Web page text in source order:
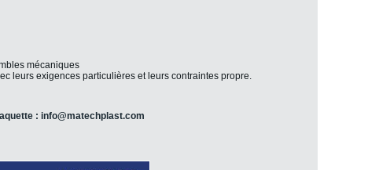
mécaniques
leurs exigences particulières et leurs contraintes propre.
: info@matechplast.com